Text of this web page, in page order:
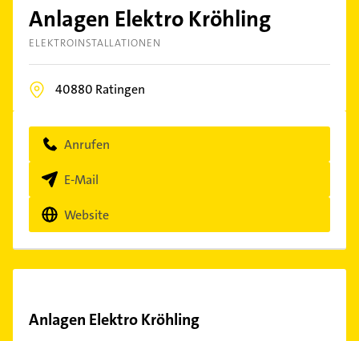
Anlagen Elektro Kröhling
ELEKTROINSTALLATIONEN
40880 Ratingen
Anrufen
E-Mail
Website
Anlagen Elektro Kröhling